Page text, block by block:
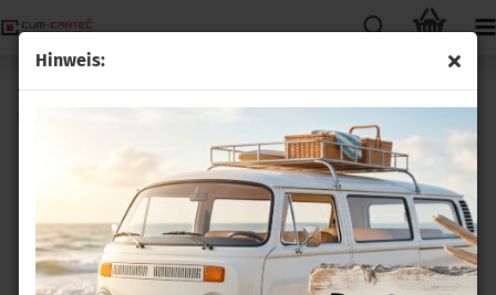
Hinweis:
Standheizung Zuheizer Umrüstsatz ohne Bedienelement
für VW T6 7E mit Climatic